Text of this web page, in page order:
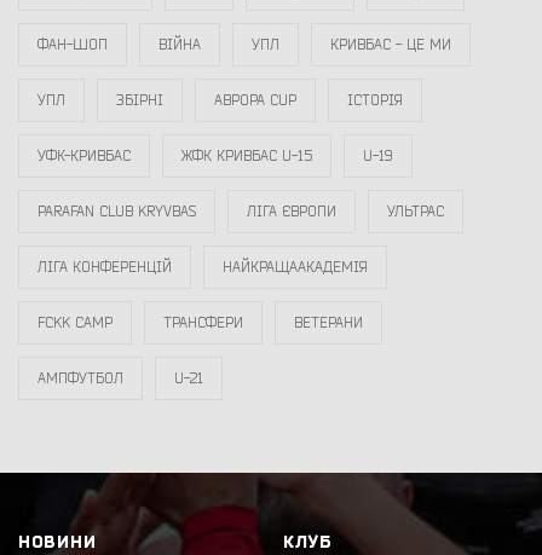
ФАН-ШОП ВІЙНА УПЛ КРИВБАС - ЦЕ МИ
УПЛ ЗБІРНІ АВРОРА CUP ІСТОРІЯ
УФК-КРИВБАС ЖФК КРИВБАС U-15 U-19
PARAFAN CLUB KRYVBAS ЛІГА ЄВРОПИ УЛЬТРАС
ЛІГА КОНФЕРЕНЦІЙ НАЙКРАЩААКАДЕМІЯ
FCKK CAMP ТРАНСФЕРИ ВЕТЕРАНИ
АМПФУТБОЛ U-21
НОВИНИ КЛУБ